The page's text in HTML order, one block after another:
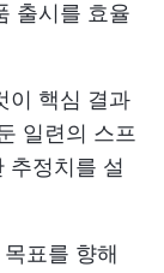
출시를 효율
이 핵심 결과
일련의 스프
추정치를 설
표를 향해